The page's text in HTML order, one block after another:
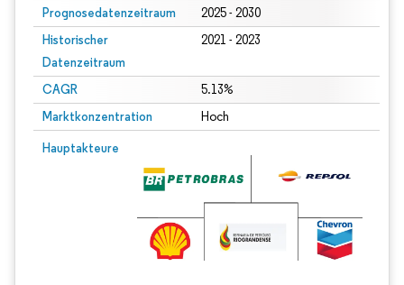
Prognosedatenzeitraum 2025 - 2030
Historischer
Datenzeitraum
2021 - 2023
CAGR 5.13%
Marktkonzentration Hoch
Hauptakteure